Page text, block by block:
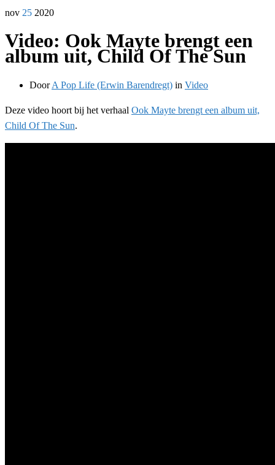
nov 25 2020
Video: Ook Mayte brengt een
album uit, Child Of The Sun
DoorA Pop Life (Erwin Barendregt) in Video
Deze video hoort bij het verhaal Ook Mayte brengt een album uit,
Child Of The Sun.